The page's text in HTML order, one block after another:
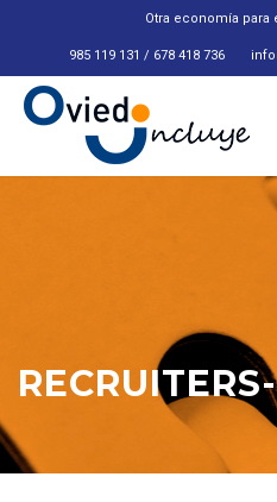
Otra economía para
985 119 131 / 678 418 736